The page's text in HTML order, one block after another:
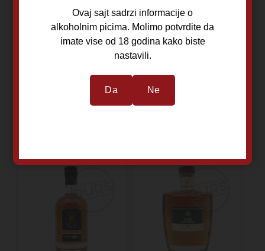
6.840,00
Ovaj sajt sadrzi informacije o
alkoholnim picima. Molimo potvrdite da
imate vise od 18 godina kako biste
nastavili.
Da Ne